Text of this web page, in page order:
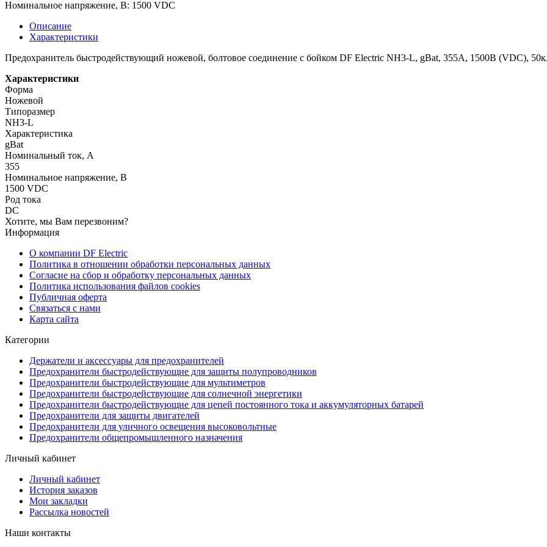
Номинальное напряжение, В: 1500 VDC
Описание
Характеристики
Предохранитель быстродействующий ножевой, болтовое соединение с бойком DF Electric NH3-L, gBat, 355А, 1500В (VDC),
Характеристики
Форма
Ножевой
Типоразмер
NH3-L
Характеристика
gBat
Номинальный ток, А
355
Номинальное напряжение, В
1500 VDC
Род тока
DC
Хотите, мы Вам перезвоним?
Информация
О компании DF Electric
Политика в отношении обработки персональных данных
Согласие на сбор и обработку персональных данных
Политика использования файлов cookies
Публичная оферта
Связаться с нами
Карта сайта
Категории
Держатели и аксессуары для предохранителей
Предохранители быстродействующие для защиты полупроводников
Предохранители быстродействующие для мультиметров
Предохранители быстродействующие для солнечной энергетики
Предохранители быстродействующие для цепей постоянного тока и аккумуляторных батарей
Предохранители для защиты двигателей
Предохранители для уличного освещения высоковольтные
Предохранители общепромышленного назначения
Личный кабинет
Личный кабинет
История заказов
Мои закладки
Рассылка новостей
Наши контакты